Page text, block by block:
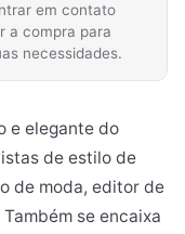
em contato
a compra para
necessidades.
e elegante do
de estilo de
de moda, editor de
se encaixa